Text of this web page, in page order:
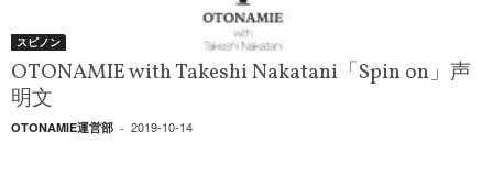
スピノン
OTONAMIE with Takeshi Nakatani「Spin on」声
明文
OTONAMIE運営部 - 2019-10-14